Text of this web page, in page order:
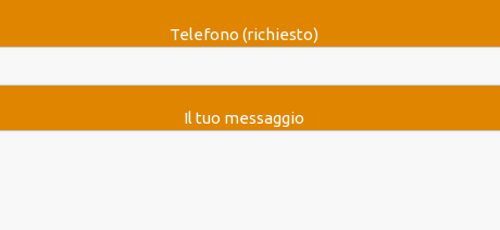
Telefono (richiesto)
Il tuo messaggio